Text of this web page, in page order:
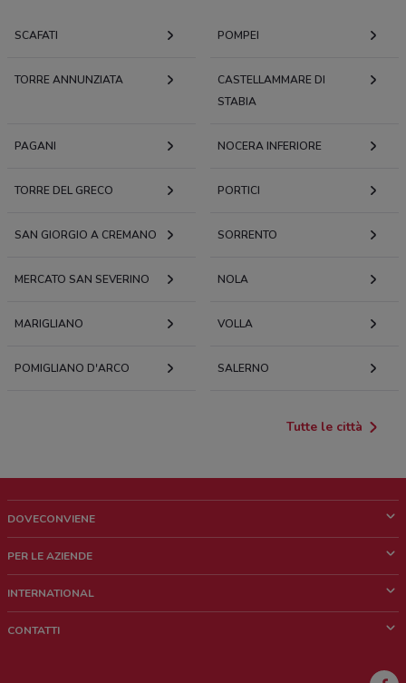
SCAFATI POMPEI
TORRE ANNUNZIATA
CASTELLAMMARE DI
STABIA
PAGANI NOCERA INFERIORE
TORRE DEL GRECO PORTICI
SAN GIORGIO A CREMANO SORRENTO
MERCATO SAN SEVERINO NOLA
MARIGLIANO VOLLA
POMIGLIANO D'ARCO SALERNO
Tutte le città
DOVECONVIENE
Chi siamo
Lavora con noi
PER LE AZIENDE
Richieste commerciali e marketing
INTERNATIONAL
CONTATTI